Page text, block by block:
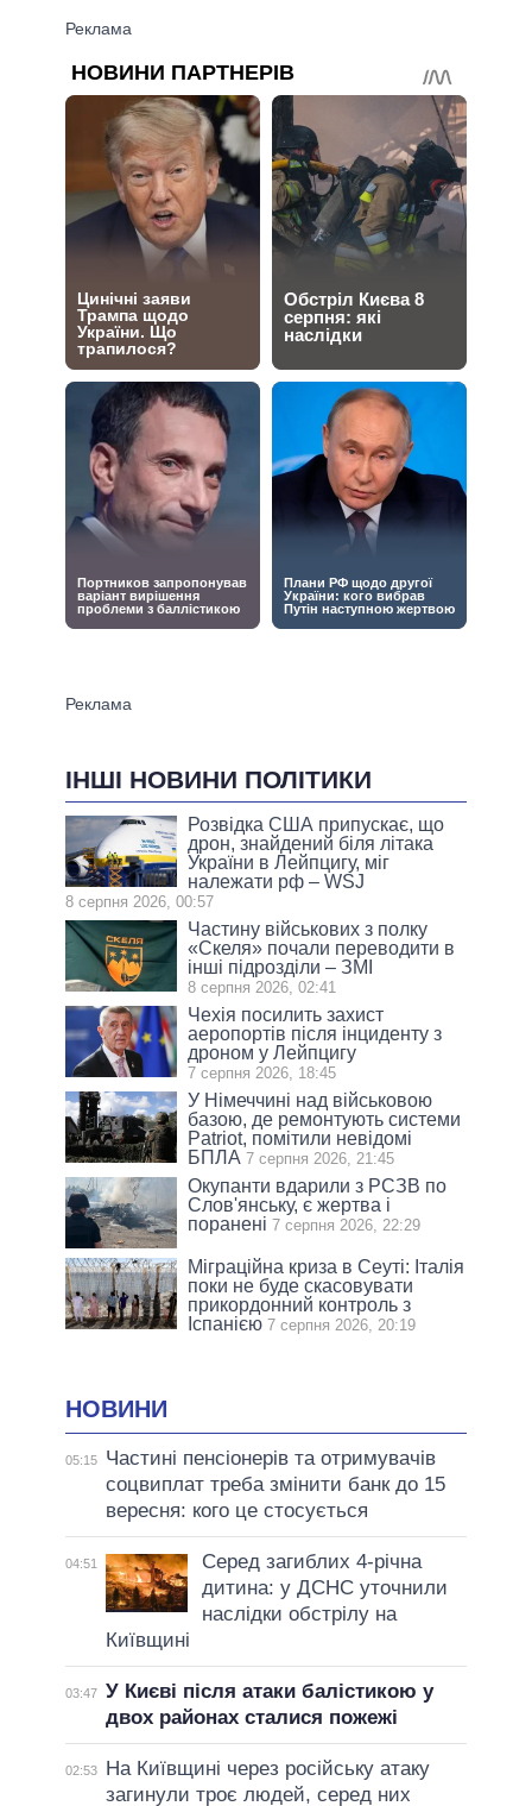
ІНШІ НОВИНИ ПОЛІТИКИ
Розвідка США припускає, що
дрон, знайдений біля літака
України в Лейпцигу, міг
належати рф – WSJ
8 серпня 2026, 00:57
Частину військових з полку
«Скеля» почали переводити в
інші підрозділи – ЗМІ
8 серпня 2026, 02:41
Чехія посилить захист
аеропортів після інциденту з
дроном у Лейпцигу
7 серпня 2026, 18:45
У Німеччині над військовою
базою, де ремонтують системи
Patriot, помітили невідомі
БПЛА 7 серпня 2026, 21:45
Окупанти вдарили з РСЗВ по
Слов'янську, є жертва і
поранені 7 серпня 2026, 22:29
Міграційна криза в Сеуті: Італія
поки не буде скасовувати
прикордонний контроль з
Іспанією 7 серпня 2026, 20:19
НОВИНИ
05:15
Частині пенсіонерів та отримувачів
соцвиплат треба змінити банк до 15
вересня: кого це стосується
04:51
Серед загиблих 4-річна
дитина: у ДСНС уточнили
наслідки обстрілу на
Київщині
03:47 У Києві після атаки балістикою у
двох районах сталися пожежі
02:53
На Київщині через російську атаку
загинули троє людей, серед них